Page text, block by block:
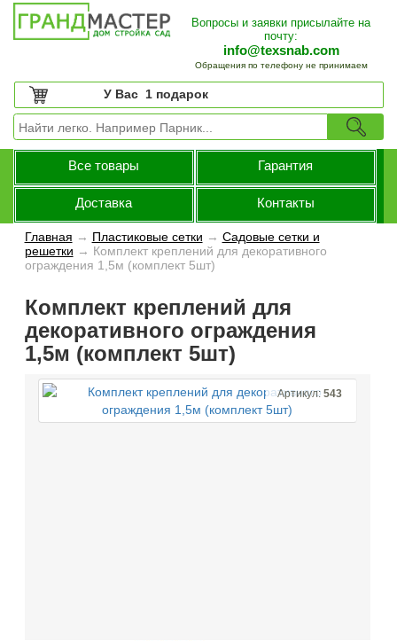
Вопросы и заявки присылайте на
почту:
info@texsnab.com
Обращения по телефону не принимаем
У Вас 1 подарок
Все товары Гарантия
Доставка Контакты
Главная → Пластиковые сетки → Садовые сетки и
решетки → Комплект креплений для декоративного
ограждения 1,5м (комплект 5шт)
Комплект креплений для
декоративного ограждения
1,5м (комплект 5шт)
Артикул: 543